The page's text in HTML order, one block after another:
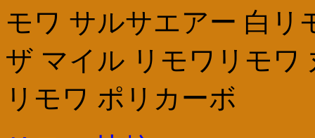
モワ サルサエアー 白リ
ザ マイル リモワリモワ
リモワ ポリカーボ